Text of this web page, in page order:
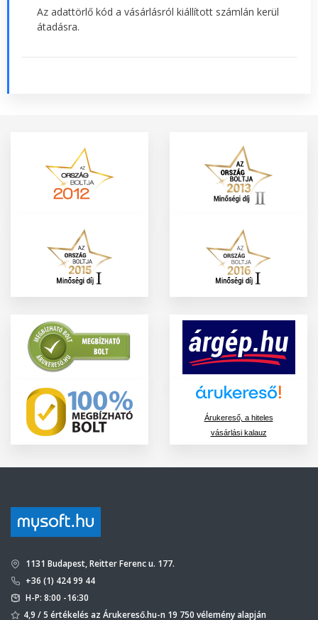
Az adattörlő kód a vásárlásról kiállított számlán kerül
átadásra.
Árukereső, a hiteles
vásárlási kalauz
1131 Budapest, Reitter Ferenc u. 177.
+36 (1) 424 99 44
H-P: 8:00 -16:30
4,9 / 5 értékelés az Árukereső.hu-n 19 750 vélemény alapján